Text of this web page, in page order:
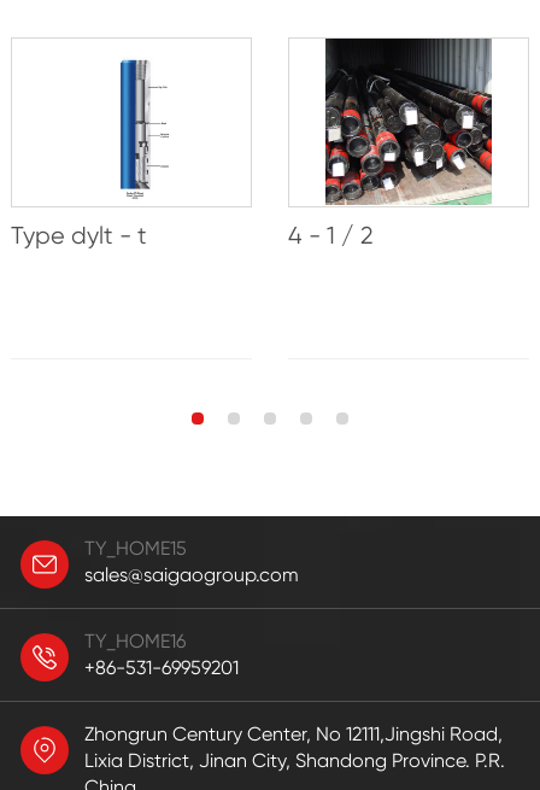
Type dylt - t 4 - 1 / 2
TY_HOME15
sales@saigaogroup.com
TY_HOME16
+86-531-69959201
Zhongrun Century Center, No 12111,Jingshi Road,
Lixia District, Jinan City, Shandong Province. P.R.